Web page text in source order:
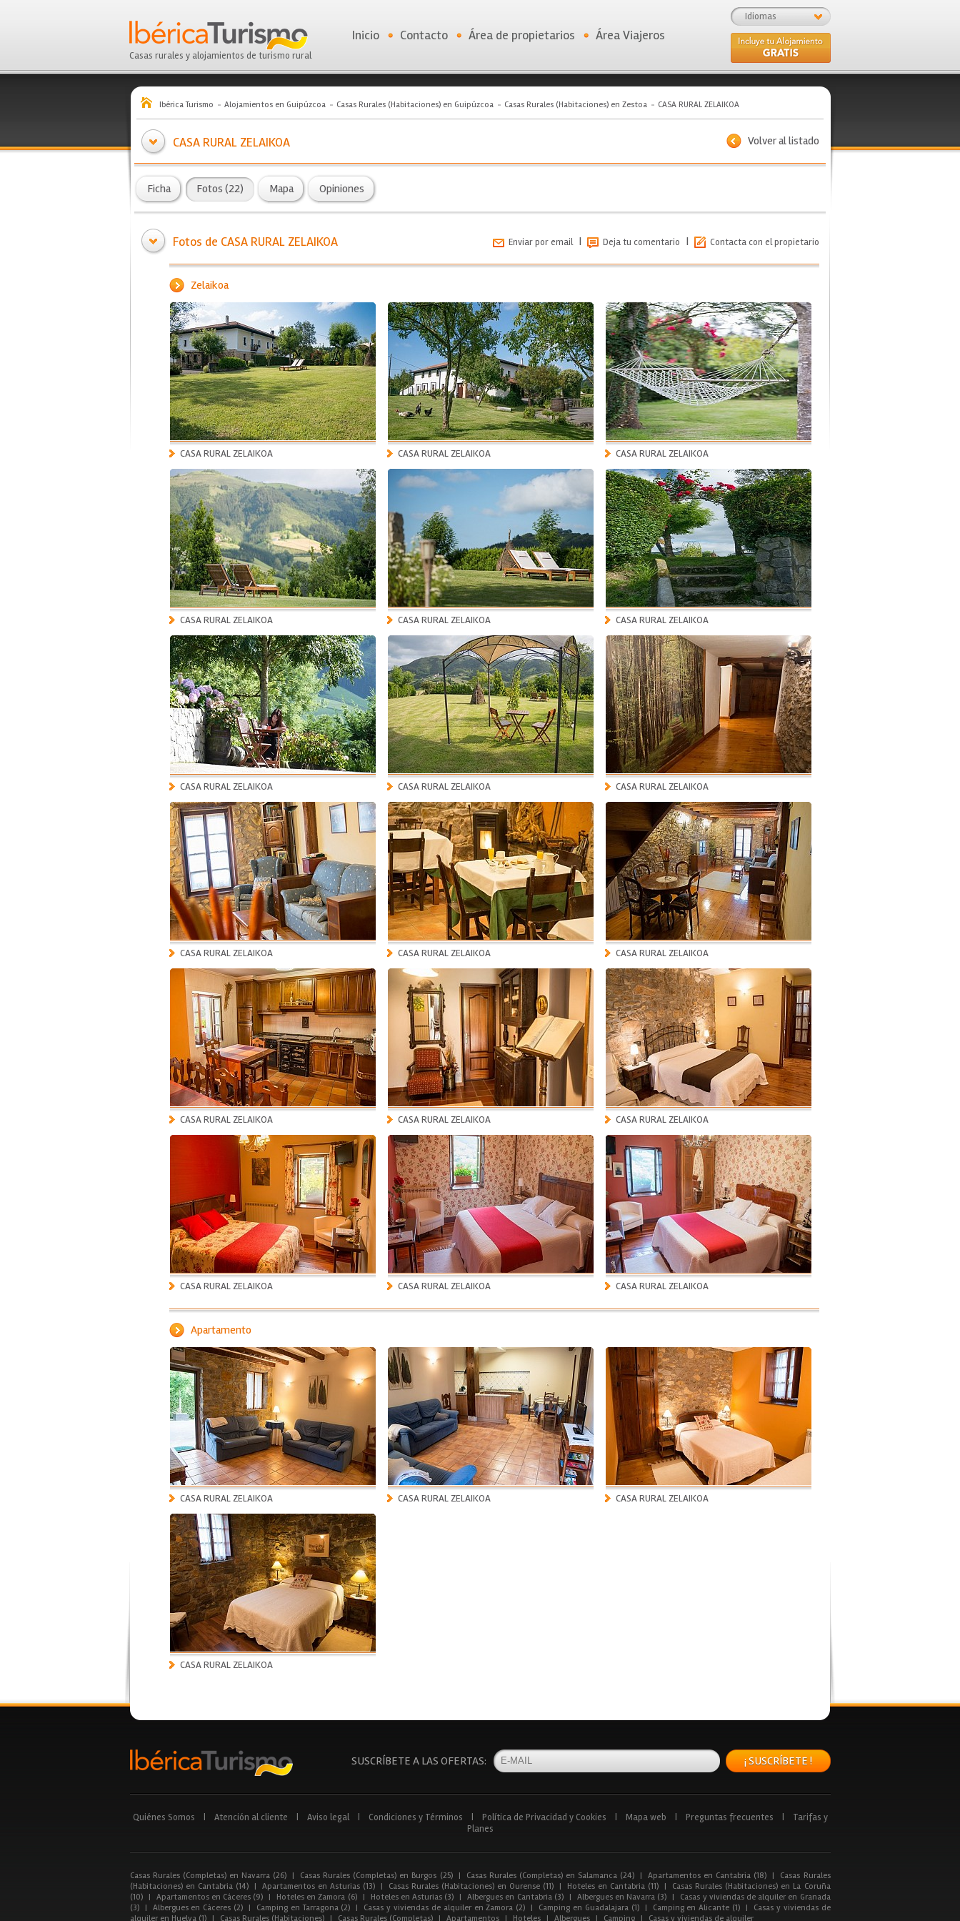
Casas rurales y alojamientos de turismo rural
Idiomas
Inicio Contacto Área de propietarios Área Viajeros
Ibérica Turismo Alojamientos en Guipúzcoa Casas Rurales (Habitaciones) en Guipúzcoa Casas Rurales (Habitaciones) en Zestoa CASA RURAL ZELAIKOA
Volver al listado
CASA RURAL ZELAIKOA
Ficha Fotos (22) Mapa Opiniones
Fotos de CASA RURAL ZELAIKOA Enviar por email | Deja tu comentario | Contacta con el propietario
Zelaikoa
CASA RURAL ZELAIKOA CASA RURAL ZELAIKOA CASA RURAL ZELAIKOA
CASA RURAL ZELAIKOA CASA RURAL ZELAIKOA CASA RURAL ZELAIKOA
CASA RURAL ZELAIKOA CASA RURAL ZELAIKOA CASA RURAL ZELAIKOA
CASA RURAL ZELAIKOA CASA RURAL ZELAIKOA CASA RURAL ZELAIKOA
CASA RURAL ZELAIKOA CASA RURAL ZELAIKOA CASA RURAL ZELAIKOA
CASA RURAL ZELAIKOA CASA RURAL ZELAIKOA CASA RURAL ZELAIKOA
Apartamento
CASA RURAL ZELAIKOA CASA RURAL ZELAIKOA CASA RURAL ZELAIKOA
CASA RURAL ZELAIKOA
SUSCRÍBETE A LAS OFERTAS: ¡ SUSCRÍBETE !
Quiénes Somos Atención al cliente Aviso legal Condiciones y Términos Política de Privacidad y Cookies Mapa web Preguntas frecuentes
Tarifas y
Planes
Casas Rurales (Completas) en Navarra (26) | Casas Rurales (Completas) en Burgos (25) | Casas Rurales (Completas) en Salamanca (24) | Apartamentos en Cantabria (18) |
Casas Rurales
(Habitaciones) en Cantabria (14)
| Apartamentos en Asturias (13) | Casas Rurales (Habitaciones) en Ourense (11) | Hoteles en Cantabria (11) |
Casas Rurales (Habitaciones) en La Coruña
(10)
| Apartamentos en Cáceres (9) | Hoteles en Zamora (6) | Hoteles en Asturias (3) | Albergues en Cantabria (3) | Albergues en Navarra (3) |
Casas y viviendas de alquiler en Granada
(3)
| Albergues en Cáceres (2) | Camping en Tarragona (2) | Casas y viviendas de alquiler en Zamora (2) | Camping en Guadalajara (1) | Camping en Alicante (1) |
Casas y viviendas de
alquiler en Huelva (1)
| Casas Rurales (Habitaciones) | Casas Rurales (Completas) | Apartamentos | Hoteles | Albergues | Camping | Casas y viviendas de alquiler